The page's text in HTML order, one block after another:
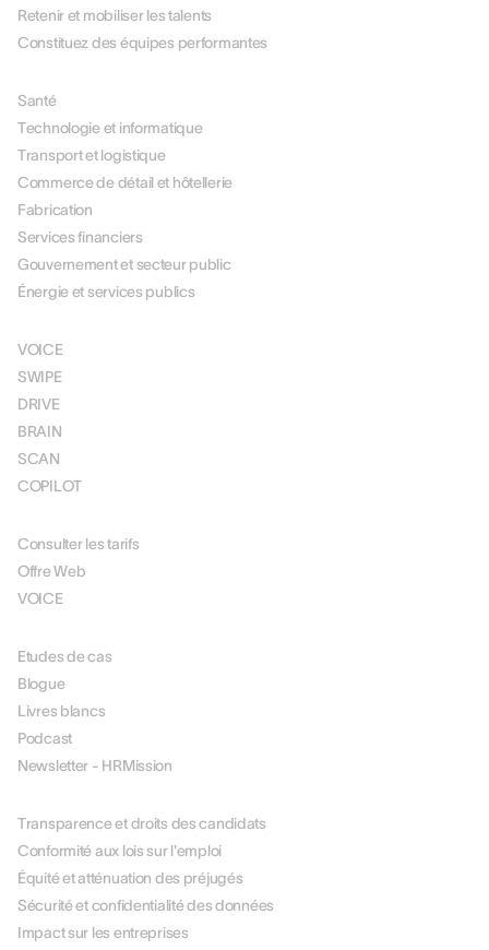
Retenir et mobiliser les talents
Constituez des équipes performantes
Santé
Technologie et informatique
Transport et logistique
Commerce de détail et hôtellerie
Fabrication
Services financiers
Gouvernement et secteur public
Énergie et services publics
VOICE
SWIPE
DRIVE
BRAIN
SCAN
COPILOT
Consulter les tarifs
Offre Web
VOICE
Etudes de cas
Blogue
Livres blancs
Podcast
Newsletter - HRMission
Transparence et droits des candidats
Conformité aux lois sur l'emploi
Équité et atténuation des préjugés
Sécurité et confidentialité des données
Impact sur les entreprises